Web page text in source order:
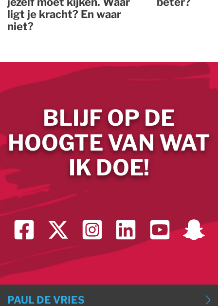
ligt je kracht? En waar
niet?
BLIJF OP DE
HOOGTE VAN WAT
IK DOE!
PAUL DE VRIES